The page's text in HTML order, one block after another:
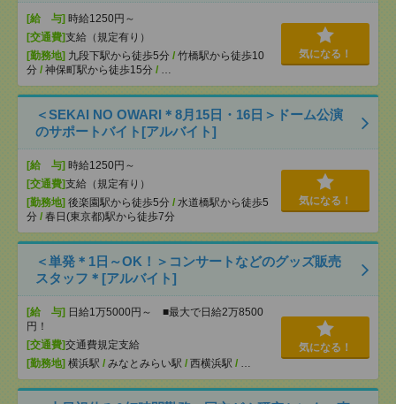
[給 与] 時給1250円～
[交通費]支給（規定有り）
[勤務地] 九段下駅から徒歩5分 / 竹橋駅から徒歩10
分 / 神保町駅から徒歩15分 / …
気になる！
＜SEKAI NO OWARI＊8月15日・16日＞ドーム公演
のサポートバイト[アルバイト]
[給 与] 時給1250円～
[交通費]支給（規定有り）
[勤務地] 後楽園駅から徒歩5分 / 水道橋駅から徒歩5
分 / 春日(東京都)駅から徒歩7分
気になる！
＜単発＊1日～OK！＞コンサートなどのグッズ販売
スタッフ＊[アルバイト]
[給 与] 日給1万5000円～ ■最大で日給2万8500
円！
[交通費]交通費規定支給
[勤務地] 横浜駅 / みなとみらい駅 / 西横浜駅 / …
気になる！